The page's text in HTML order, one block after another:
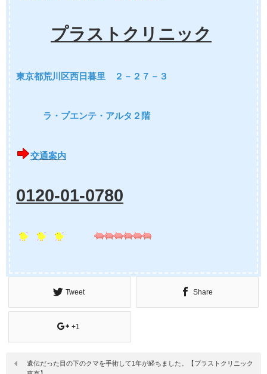
プラストクリニック
東京都荒川区西日暮里 ２－２７－３
ラ・プエンテ・アルタ２階
交通案内
0120-01-0780
Tweet Share
+1
遺伝だった目の下のクマを手術して1年が経ちました。【プラストクリニック